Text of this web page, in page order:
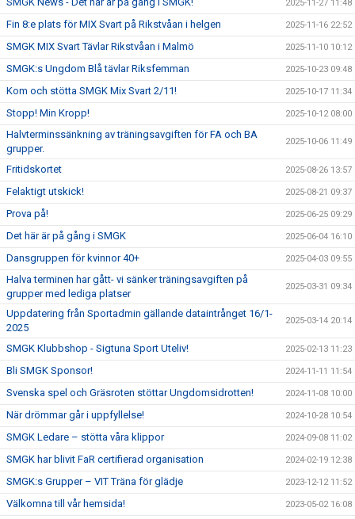
2025-11-27 11:48
Fin 8:e plats för MIX Svart på Rikstvåan i helgen 2025-11-16 22:52
SMGK MIX Svart Tävlar Rikstvåan i Malmö 2025-11-10 10:12
SMGK:s Ungdom Blå tävlar Riksfemman 2025-10-23 09:48
Kom och stötta SMGK Mix Svart 2/11! 2025-10-17 11:34
Stopp! Min Kropp! 2025-10-12 08:00
Halvterminssänkning av träningsavgiften för FA och BA
grupper.
2025-10-06 11:49
Fritidskortet 2025-08-26 13:57
Felaktigt utskick! 2025-08-21 09:37
Prova på! 2025-06-25 09:29
Det här är på gång i SMGK 2025-06-04 16:10
Dansgruppen för kvinnor 40+ 2025-04-03 09:55
Halva terminen har gått- vi sänker träningsavgiften på
grupper med lediga platser
2025-03-31 09:34
Uppdatering från Sportadmin gällande dataintrånget 16/1-
2025
2025-03-14 20:14
SMGK Klubbshop - Sigtuna Sport Uteliv! 2025-02-13 11:23
Bli SMGK Sponsor! 2024-11-11 11:54
Svenska spel och Gräsroten stöttar Ungdomsidrotten! 2024-11-08 10:00
När drömmar går i uppfyllelse! 2024-10-28 10:54
SMGK Ledare – stötta våra klippor 2024-09-08 11:02
SMGK har blivit FaR certifierad organisation 2024-02-19 12:38
SMGK:s Grupper – VIT Träna för glädje 2023-12-12 11:52
Välkomna till vår hemsida! 2023-05-02 16:08